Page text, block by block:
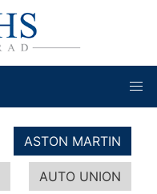
ASTON MARTIN
AUTO UNION